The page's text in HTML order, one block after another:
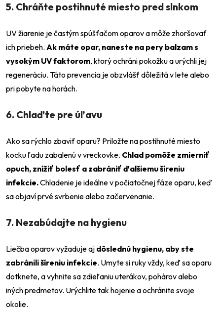
5. Chráňte postihnuté miesto pred slnkom
UV žiarenie je častým spúšťačom oparov a môže zhoršovať
ich priebeh. Ak máte opar, naneste na pery balzam s
vysokým UV faktorom, ktorý ochráni pokožku a urýchli jej
regeneráciu. Táto prevencia je obzvlášť dôležitá v lete alebo
pri pobyte na horách.
6. Chlaďte pre úľavu
Ako sa rýchlo zbaviť oparu? Priložte na postihnuté miesto
kocku ľadu zabalenú v vreckovke. Chlad pomôže zmierniť
opuch, znížiť bolesť a zabrániť ďalšiemu šíreniu
infekcie.Chladenie je ideálne v počiatočnej fáze oparu, keď
sa objaví prvé svrbenie alebo začervenanie.
7. Nezabúdajte na hygienu
Liečba oparov vyžaduje aj dôslednú hygienu, aby ste
zabránili šíreniu infekcie. Umyte si ruky vždy, keď sa oparu
dotknete, a vyhnite sa zdieľaniu uterákov, pohárov alebo
iných predmetov. Urýchlite tak hojenie a ochránite svoje
okolie.